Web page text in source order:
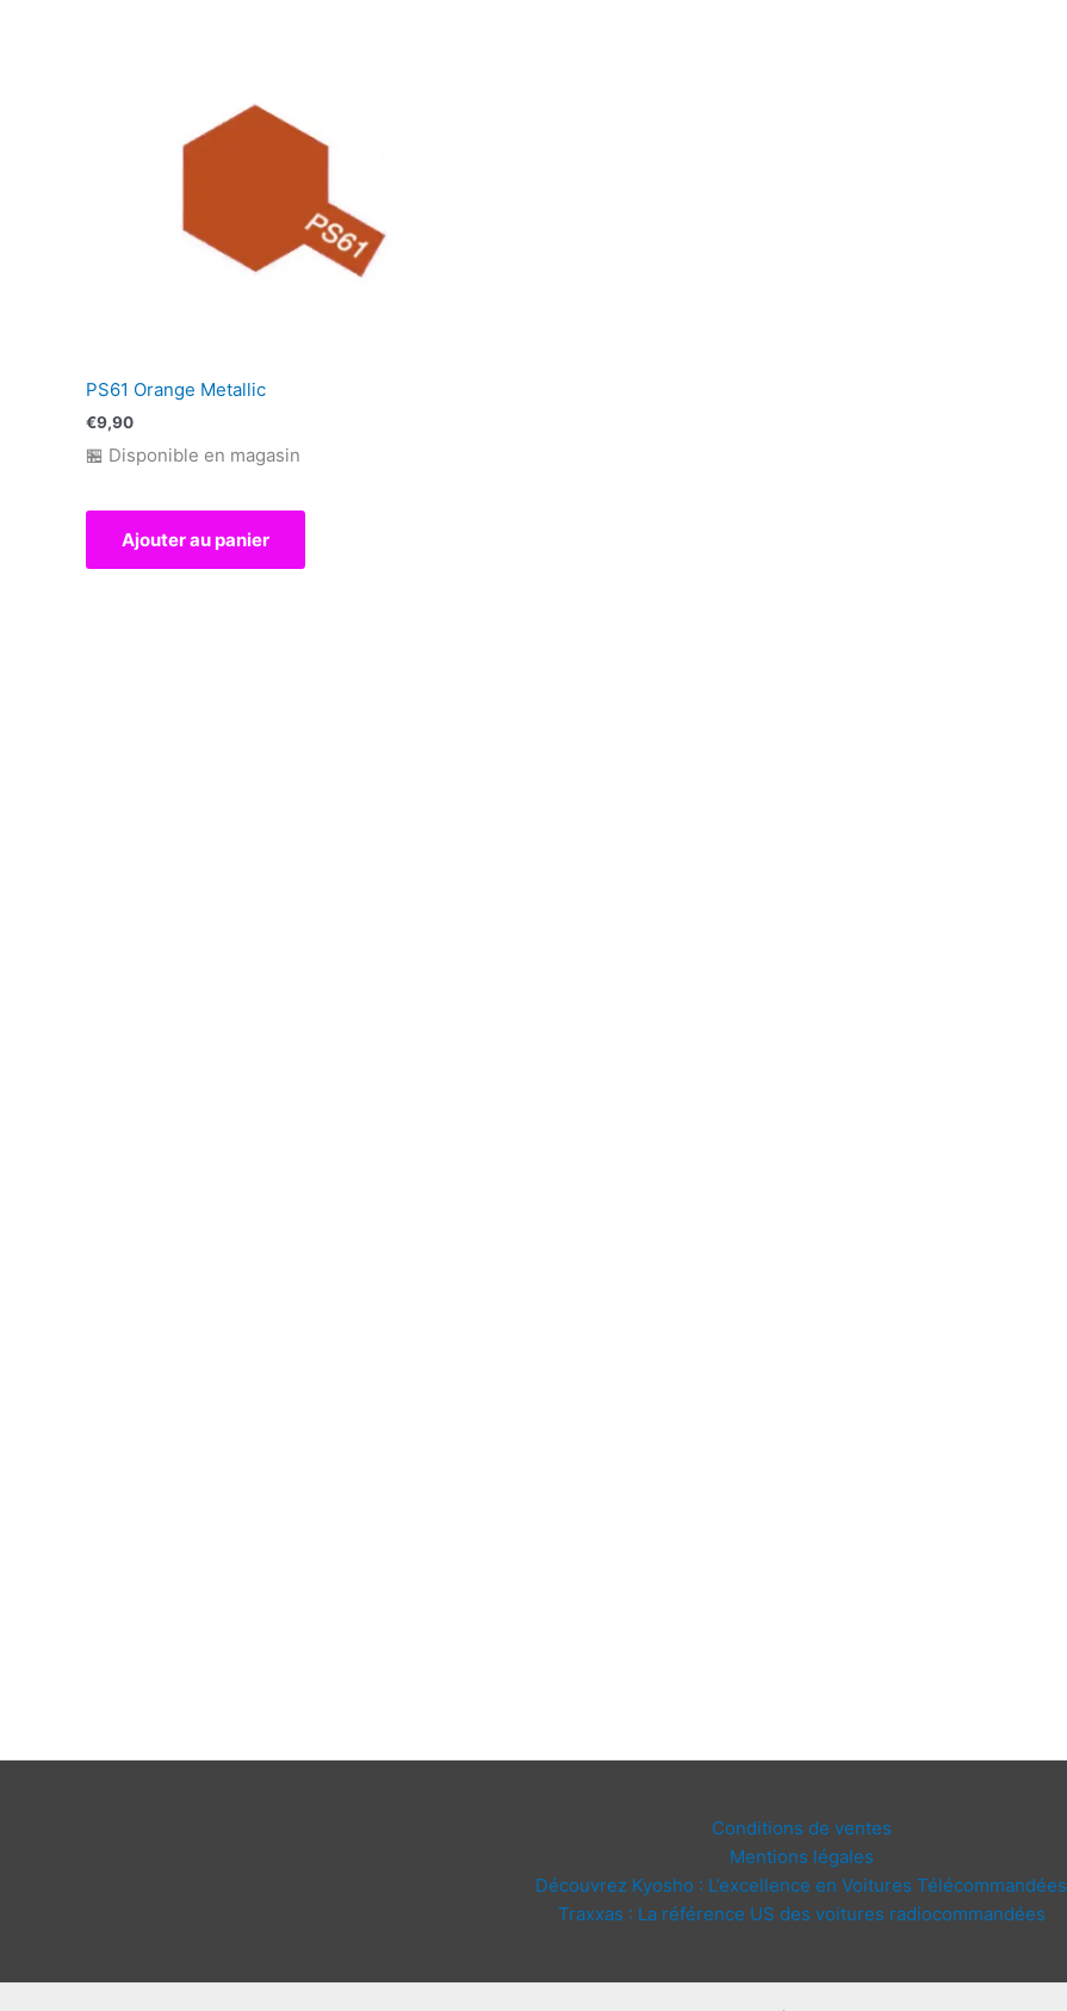
PS61 Orange Metallic
€9,90
🏪 Disponible en magasin
Ajouter au panier
Conditions de ventes
Mentions légales
Découvrez Kyosho : L’excellence en Voitures Télécommandées
Traxxas : La référence US des voitures radiocommandées